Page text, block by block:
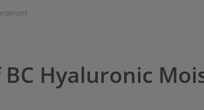
Hyaluronic